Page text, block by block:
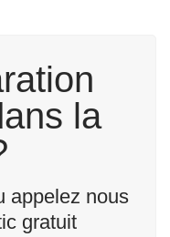
la
appelez nous
gratuit